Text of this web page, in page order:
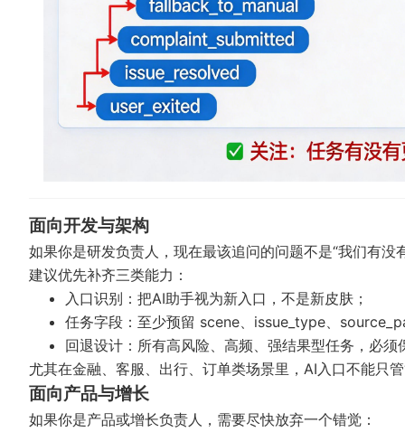
面向开发与架构
如果你是研发负责人，现在最该追问的问题不是“我们有
建议优先补齐三类能力：
入口识别：把AI助手视为新入口，不是新皮肤；
任务字段：至少预留 scene、issue_type、
回退设计：所有高风险、高频、强结果型任务，必
尤其在金融、客服、出行、订单类场景里，AI入口不能只
面向产品与增长
如果你是产品或增长负责人，需要尽快放弃一个错觉：